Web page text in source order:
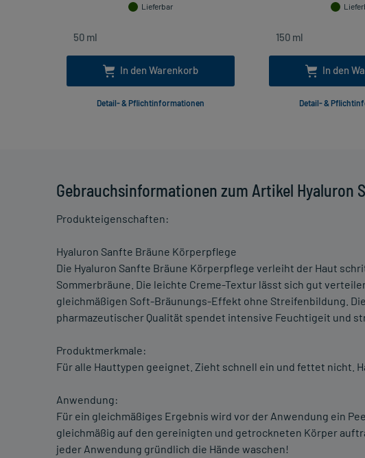
Gebrauchsinformationen zum Artikel Hyaluron
Produkteigenschaften:
Hyaluron Sanfte Bräune Körperpflege
Die Hyaluron Sanfte Bräune Körperpflege verleiht der Haut
Sommerbräune. Die leichte Creme-Textur lässt sich gut
gleichmäßigen Soft-Bräunungs-Effekt ohne Streifenbildung.
pharmazeutischer Qualität spendet intensive Feuchtigeit und
Produktmerkmale:
Für alle Hauttypen geeignet. Zieht schnell ein und fettet nicht.
Anwendung:
Für ein gleichmäßiges Ergebnis wird vor der Anwendung ein
gleichmäßig auf den gereinigten und getrockneten Körper
jeder Anwendung gründlich die Hände waschen!
Lieferbar
In den Warenkorb
Detail- & Pflichtinformationen
In den
Detail- &